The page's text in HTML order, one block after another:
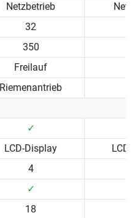
Netzbetrieb
32
350
Freilauf
Riemenantrieb
✓
LCD-Display
4
✓
18